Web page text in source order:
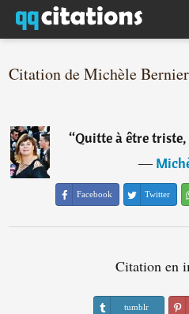
Citation de Michèle Bernier
“Quitte à être
―
Facebook Twitter
Citation en
tumblr